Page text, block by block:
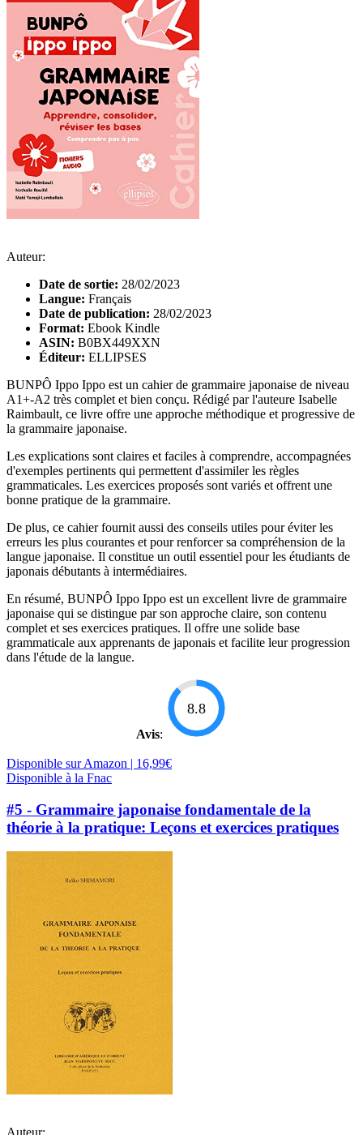
Auteur:
Date de sortie: 28/02/2023
Langue: Français
Date de publication: 28/02/2023
Format: Ebook Kindle
ASIN: B0BX449XXN
Éditeur: ELLIPSES
BUNPÔ Ippo Ippo est un cahier de grammaire japonaise de niveau
A1+-A2 très complet et bien conçu. Rédigé par l'auteure Isabelle
Raimbault, ce livre offre une approche méthodique et progressive de
la grammaire japonaise.
Les explications sont claires et faciles à comprendre, accompagnées
d'exemples pertinents qui permettent d'assimiler les règles
grammaticales. Les exercices proposés sont variés et offrent une
bonne pratique de la grammaire.
De plus, ce cahier fournit aussi des conseils utiles pour éviter les
erreurs les plus courantes et pour renforcer sa compréhension de la
langue japonaise. Il constitue un outil essentiel pour les étudiants de
japonais débutants à intermédiaires.
En résumé, BUNPÔ Ippo Ippo est un excellent livre de grammaire
japonaise qui se distingue par son approche claire, son contenu
complet et ses exercices pratiques. Il offre une solide base
grammaticale aux apprenants de japonais et facilite leur progression
dans l'étude de la langue.
Avis:
8.8
Disponible sur Amazon | 16,99€
Disponible à la Fnac
#5 - Grammaire japonaise fondamentale de la
théorie à la pratique: Leçons et exercices pratiques